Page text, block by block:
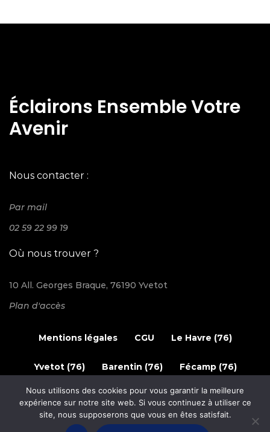
Éclairons Ensemble Votre
Avenir
Nous contacter :
Par mail
02 59 22 99 19
Où nous trouver ?
10 All. Georges Braque, 76190 Yvetot
Plan d'accès
Mentions légales CGU Le Havre (76)
Yvetot (76) Barentin (76) Fécamp (76)
© 2024 Elec'n Caux. Tous les droits sont réservés.
Nous utilisons des cookies pour vous garantir la meilleure
expérience sur notre site web. Si vous continuez à utiliser ce
site, nous supposerons que vous en êtes satisfait.